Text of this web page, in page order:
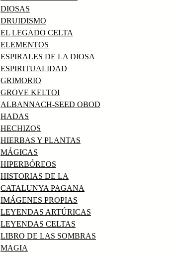
DIOSAS
DRUIDISMO
EL LEGADO CELTA
ELEMENTOS
ESPIRALES DE LA DIOSA
ESPIRITUALIDAD
GRIMORIO
GROVE KELTOI
ALBANNACH-SEED OBOD
HADAS
HECHIZOS
HIERBAS Y PLANTAS
MÁGICAS
HIPERBÓREOS
HISTORIAS DE LA
CATALUNYA PAGANA
IMÁGENES PROPIAS
LEYENDAS ARTÚRICAS
LEYENDAS CELTAS
LIBRO DE LAS SOMBRAS
MAGIA